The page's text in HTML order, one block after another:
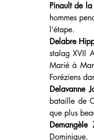
Pinault de la
hommes
l’étape.
Delabre
stalag XVII
Marié à
Foréziens
Delavanne
bataille de
que plus
Demangèle
Dominique.